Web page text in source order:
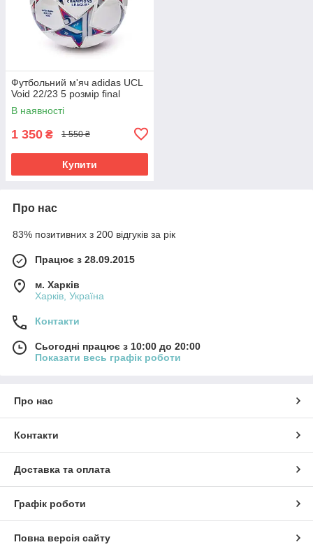
Футбольний м'яч adidas UCL
Void 22/23 5 розмір final
В наявності
1 350 ₴ 1 550 ₴
Купити
Про нас
83% позитивних з 200 відгуків за рік
Працює з 28.09.2015
м. Харків
Харків, Україна
Контакти
Сьогодні працює з 10:00 до 20:00
Показати весь графік роботи
Про нас
Контакти
Доставка та оплата
Графік роботи
Повна версія сайту